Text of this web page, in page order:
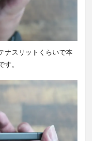
ナスリットくらいで本
。